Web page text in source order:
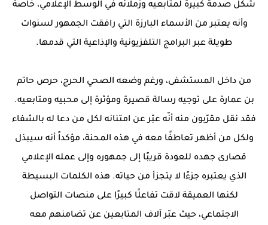
شكّل صدمة كبيرة لمتابعيه وزملائه في الوسط الإعلامي، خاصة
وأنه يعتبر من الأسماء البارزة التي رافقت الجمهور لسنوات
طويلة عبر البرامج التلفزيونية والإذاعية التي قدمها.
من داخل المستشفى، ورغم وضعه الصحي الحرج، حرص حاتم
بن عمارة على توجيه رسالة قصيرة ومؤثرة إلى محبيه ومتابعيه.
فقد نقل مقرّبون منه أنّه عبّر عن امتنانه لكل من دعا له بالشفاء
ولكل من أظهر تعاطفًا معه في هذه المحنة، مؤكداً أنه سيبذل
قصارى جهده للعودة قريبًا إلى جمهوره وإلى عمله الإعلامي
الذي يعتبره جزءًا لا يتجزأ من حياته. هذه الكلمات البسيطة
لكنها العميقة لاقت تفاعلًا كبيرًا على منصات التواصل
الاجتماعي، حيث عبّر آلاف المتابعين عن تضامنهم معه